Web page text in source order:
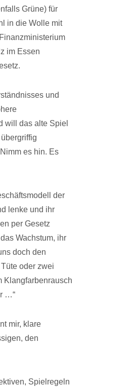
Grüne) für
in die Wolle mit
im Essen
und
will das alte Spiel
es hin. Es
der
lenke und ihr
per Gesetz
Wachstum, ihr
doch den
oder zwei
Klangfarbenrausch
…“
mir, klare
den
Spielregeln